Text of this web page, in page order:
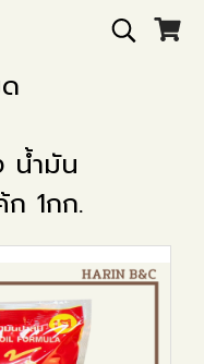
น้ำมัน
ก 1กก.